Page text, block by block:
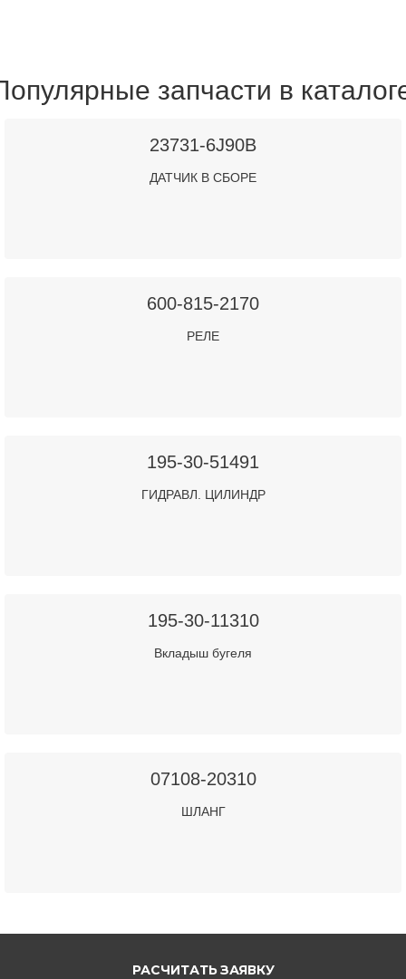
запчасти в
23731-6J90B
ДАТЧИК В СБОРЕ
600-815-2170
РЕЛЕ
195-30-51491
ГИДРАВЛ. ЦИЛИНДР
195-30-11310
Вкладыш бугеля
07108-20310
ШЛАНГ
РАСЧИТАТЬ ЗАЯВКУ